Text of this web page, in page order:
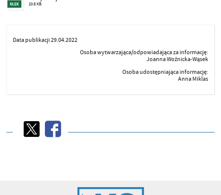
10.6 KB
Data publikacji 29.04.2022
Osoba wytwarzająca/odpowiadająca za informację:
Joanna Woźnicka-Wąsek
Osoba udostępniająca informację:
Anna Miklas